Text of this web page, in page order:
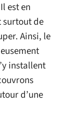
est en
surtout de
Ainsi, le
installent
d’une